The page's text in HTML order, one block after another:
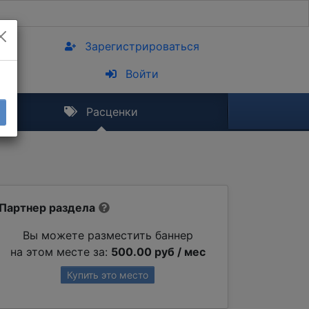
Зарегистрироваться
Войти
Расценки
Партнер раздела
Вы можете разместить баннер
на этом месте за: 500.00 руб / мес
Купить это место